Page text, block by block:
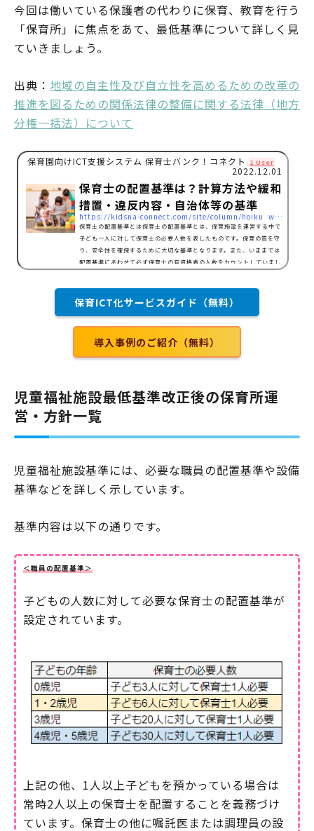
今回は働いている保護者の代わりに保育、教育を行う
「保育所」に焦点をあて、最低基準について詳しく見
ていきましょう。
出典： 地域の自主性及び自立性を高めるための改革の
推進を図るための関係法律の整備に関する法律（地方
分権一括法）について
保育園向けICT支援システム 保育士バンク！コネクト 1 User
2022.12.01
保育士の配置基準は？計算方法や緩和
措置・違反内容・自治体等の基準
https://kidsna-connect.com/site/column/hoiku_workstyle/1013
保育士の配置基準とは保育士の配置基準とは、保育施設を運営する中で
子ども一人に対して保育士の必要人数を表したものです。保育の質を守
り、安全性を確保するために大切な基準となります。また、いままでは
配置基準にあわせて必ず保育士の有資格者の人数をカウントしていまし
ントすることができるようになったのです。また、保育士の配置基準の
ベースは国が定めた基準となりますが、自治体や施設…
保育ICT化サービスガイド（無料）
導入事例のご紹介（無料）
児童福祉施設最低基準改正後の保育所運
営・方針一覧
児童福祉施設基準には、必要な職員の配置基準や設備
基準などを詳しく示しています。
基準内容は以下の通りです。
＜職員の配置基準＞
子どもの人数に対して必要な保育士の配置基準が
設定されています。
上記の他、1人以上子どもを預かっている場合は
常時2人以上の保育士を配置することを義務づけ
ています。保育士の他に嘱託医または調理員の設